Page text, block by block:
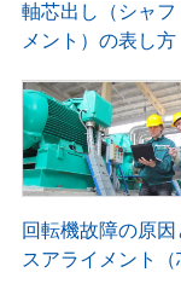
軸芯出し（シャフ
メント）の表し方
回転機故障の原因
スアライメント（